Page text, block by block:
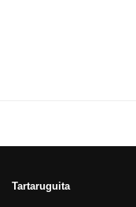
Tartaruguita